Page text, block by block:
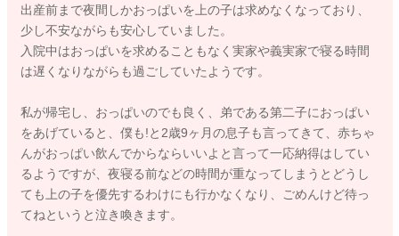
出産前まで夜間しかおっぱいを上の子は求めなくなっており、
少し不安ながらも安心していました。
入院中はおっぱいを求めることもなく実家や義実家で寝る時間
は遅くなりながらも過ごしていたようです。
私が帰宅し、おっぱいのでも良く、弟である第二子におっぱい
をあげていると、僕も!と2歳9ヶ月の息子も言ってきて、赤ちゃ
んがおっぱい飲んでからならいいよと言って一応納得はしてい
るようですが、夜寝る前などの時間が重なってしまうとどうし
ても上の子を優先するわけにも行かなくなり、ごめんけど待っ
てねというと泣き喚きます。